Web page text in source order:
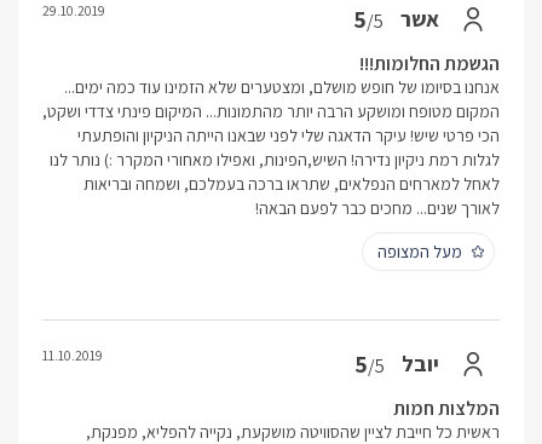
אשר 5/5
29.10.2019
הגשמת החלומות!!!
אנחנו בסיומו של חופש מושלם, ומצטערים שלא הזמינו עוד כמה ימים...
המקום מטופח ומושקע הרבה יותר מהתמונות... המיקום פינתי צדדי ושקט,
הכי פרטי שיש! עיקר הדאגה שלי לפני שבאנו הייתה הניקיון והופתעתי
לגלות רמת ניקיון נדירה! השיש,הפינות, ואפילו מאחורי המקרר :) נותר לנו
לאחל למארחים הנפלאים, שתראו ברכה בעמלכם, ושמחה ובריאות
לאורך שנים... מחכים כבר לפעם הבאה!
מעל המצופה
יובל 5/5
11.10.2019
המלצות חמות
ראשית כל חייבת לציין שהסוויטה מושקעת, נקייה להפליא, מפנקת,